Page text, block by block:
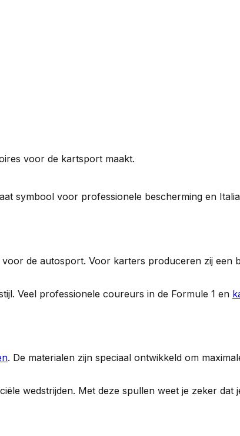
voor de kartsport maakt.
symbool voor professionele bescherming en
de autosport. Voor karters produceren zij een
Veel professionele coureurs in de Formule 1 en
. De materialen zijn speciaal ontwikkeld om
wedstrijden. Met deze spullen weet je zeker dat